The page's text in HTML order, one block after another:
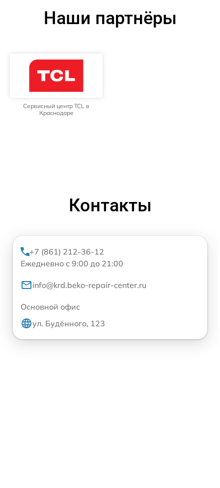
Наши партнёры
Сервисный центр TCL в
Краснодаре
Контакты
+7 (861) 212-36-12
Ежедневно с 9:00 до 21:00
info@krd.beko-repair-center.ru
Основной офис
ул. Будённого, 123